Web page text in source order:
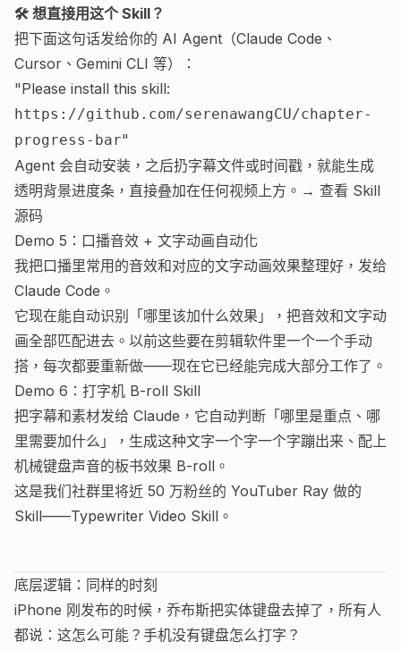
🛠 想直接用这个 Skill？
把下面这句话发给你的 AI Agent（Claude Code、
Cursor、Gemini CLI 等）：
"Please install this skill:
https://github.com/serenawangCU/chapter-
progress-bar"
Agent 会自动安装，之后扔字幕文件或时间戳，就能生成
透明背景进度条，直接叠加在任何视频上方。→ 查看 Skill
源码
Demo 5：口播音效 + 文字动画自动化
我把口播里常用的音效和对应的文字动画效果整理好，发给
Claude Code。
它现在能自动识别「哪里该加什么效果」，把音效和文字动
画全部匹配进去。以前这些要在剪辑软件里一个一个手动
搭，每次都要重新做——现在它已经能完成大部分工作了。
Demo 6：打字机 B-roll Skill
把字幕和素材发给 Claude，它自动判断「哪里是重点、哪
里需要加什么」，生成这种文字一个字一个字蹦出来、配上
机械键盘声音的板书效果 B-roll。
这是我们社群里将近 50 万粉丝的 YouTuber Ray 做的
Skill——Typewriter Video Skill。
底层逻辑：同样的时刻
iPhone 刚发布的时候，乔布斯把实体键盘去掉了，所有人
都说：这怎么可能？手机没有键盘怎么打字？